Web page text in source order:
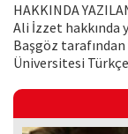
HAKKINDA
Ali İzzet hakkında
Başgöz
Üniversitesi Türkçe